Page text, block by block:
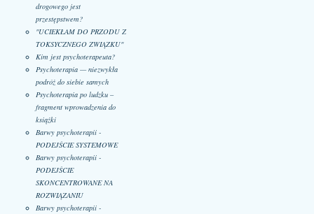
drogowego jest
przestępstwem?
"UCIEKŁAM DO PRZODU Z
TOKSYCZNEGO ZWIĄZKU"
Kim jest psychoterapeuta?
Psychoterapia — niezwykła
podróż do siebie samych
Psychoterapia po ludzku –
fragment wprowadzenia do
książki
Barwy psychoterapii -
PODEJŚCIE SYSTEMOWE
Barwy psychoterapii -
PODEJŚCIE
SKONCENTROWANE NA
ROZWIĄZANIU
Barwy psychoterapii -